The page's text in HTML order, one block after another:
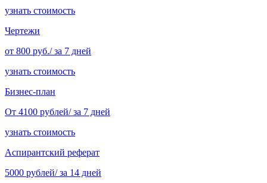
узнать стоимость
Чертежи
от 800 руб./ за 7 дней
узнать стоимость
Бизнес-план
От 4100 рублей/ за 7 дней
узнать стоимость
Аспирантский реферат
5000 рублей/ за 14 дней